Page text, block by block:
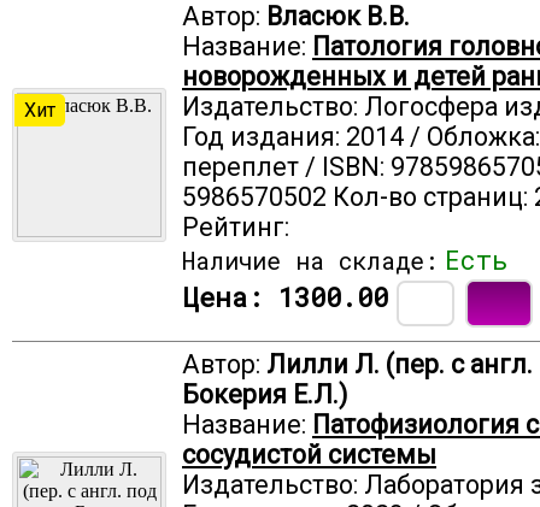
Хит
Автор: Власюк В.В.
Название: Патология
новорожденных и детей
Издательство: Логосфера
Год издания: 2014 /
переплет / ISBN:
5986570502 Кол-во страниц:
Рейтинг:
Наличие на складе: Есть
Цена: 1300.00
Автор: Лилли Л. (пер. с
Бокерия Е.Л.)
Название: Патофизиология
сосудистой системы
Издательство: Лаборатория